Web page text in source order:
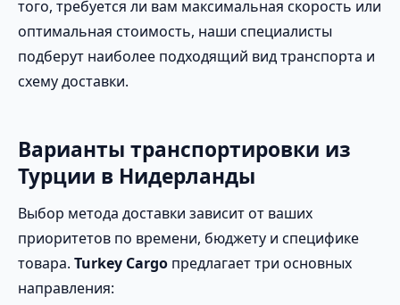
того, требуется ли вам максимальная скорость или
оптимальная стоимость, наши специалисты
подберут наиболее подходящий вид транспорта и
схему доставки.
Варианты транспортировки из
Турции в Нидерланды
Выбор метода доставки зависит от ваших
приоритетов по времени, бюджету и специфике
товара. Turkey Cargo предлагает три основных
направления: